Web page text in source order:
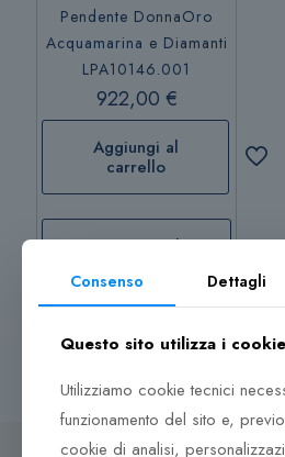
Pendente DonnaOro
Acquamarina e Diamanti
LPA10146.001
922,00 €
Aggiungi al
carrello
Aggiungi al
Consenso Dettagli
Questo sito utilizza i cookie
Utilizziamo cookie tecnici
funzionamento del sito e,
cookie di analisi,